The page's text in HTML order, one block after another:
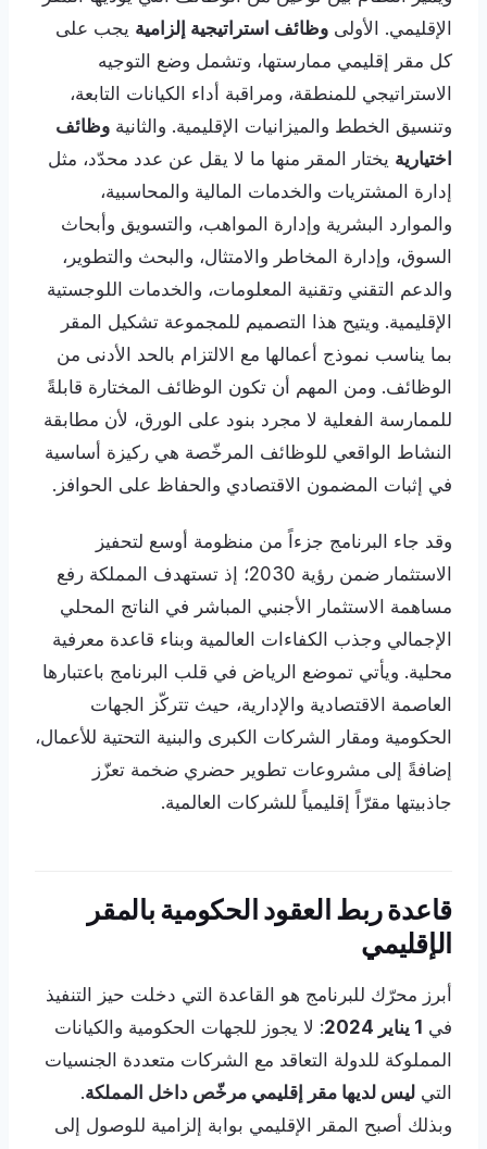
الإقليمي. الأولى وظائف استراتيجية إلزامية يجب على
كل مقر إقليمي ممارستها، وتشمل وضع التوجيه
الاستراتيجي للمنطقة، ومراقبة أداء الكيانات التابعة،
وتنسيق الخطط والميزانيات الإقليمية. والثانية وظائف
اختيارية يختار المقر منها ما لا يقل عن عدد محدّد، مثل
إدارة المشتريات والخدمات المالية والمحاسبية،
والموارد البشرية وإدارة المواهب، والتسويق وأبحاث
السوق، وإدارة المخاطر والامتثال، والبحث والتطوير،
والدعم التقني وتقنية المعلومات، والخدمات اللوجستية
الإقليمية. ويتيح هذا التصميم للمجموعة تشكيل المقر
بما يناسب نموذج أعمالها مع الالتزام بالحد الأدنى من
الوظائف. ومن المهم أن تكون الوظائف المختارة قابلةً
للممارسة الفعلية لا مجرد بنود على الورق، لأن مطابقة
النشاط الواقعي للوظائف المرخّصة هي ركيزة أساسية
في إثبات المضمون الاقتصادي والحفاظ على الحوافز.
وقد جاء البرنامج جزءاً من منظومة أوسع لتحفيز
الاستثمار ضمن رؤية 2030؛ إذ تستهدف المملكة رفع
مساهمة الاستثمار الأجنبي المباشر في الناتج المحلي
الإجمالي وجذب الكفاءات العالمية وبناء قاعدة معرفية
محلية. ويأتي تموضع الرياض في قلب البرنامج باعتبارها
العاصمة الاقتصادية والإدارية، حيث تتركّز الجهات
الحكومية ومقار الشركات الكبرى والبنية التحتية للأعمال،
إضافةً إلى مشروعات تطوير حضري ضخمة تعزّز
جاذبيتها مقرّاً إقليمياً للشركات العالمية.
قاعدة ربط العقود الحكومية بالمقر
الإقليمي
أبرز محرّك للبرنامج هو القاعدة التي دخلت حيز التنفيذ
في 1 يناير 2024
: لا يجوز للجهات الحكومية والكيانات
المملوكة للدولة التعاقد مع الشركات متعددة الجنسيات
التي ليس لديها مقر إقليمي مرخّص داخل المملكة.
وبذلك أصبح المقر الإقليمي بوابة إلزامية للوصول إلى